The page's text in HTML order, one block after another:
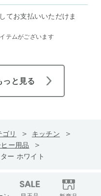
てお支払いいただけま
テムがございます
っと見る
ゴリ
キッチン
ヒー用品
ー ホワイト